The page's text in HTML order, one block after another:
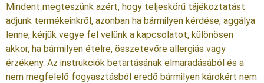
Mindent megteszünk azért, hogy teljeskörű tájékoztatást
adjunk termékeinkről, azonban ha bármilyen kérdése, aggálya
lenne, kérjük vegye fel velünk a kapcsolatot, különösen
akkor, ha bármilyen ételre, összetevőre allergiás vagy
érzékeny. Az instrukciók betartásának elmaradásából és a
nem megfelelő fogyasztásból eredő bármilyen károkért nem